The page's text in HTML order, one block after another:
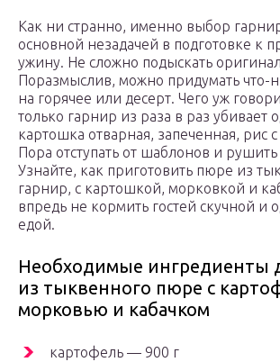
Как ни странно, именно выбор
основной незадачей в подготовке к
ужину. Не сложно подыскать
Поразмыслив, можно придумать что-
на горячее или десерт. Чего уж
только гарнир из раза в раз убивает
картошка отварная, запеченная, рис
Пора отступать от шаблонов и
Узнайте, как приготовить пюре из
гарнир, с картошкой, морковкой и
впредь не кормить гостей скучной и
едой.
Необходимые ингредиенты
из тыквенного пюре с
морковью и кабачком
картофель — 900 г